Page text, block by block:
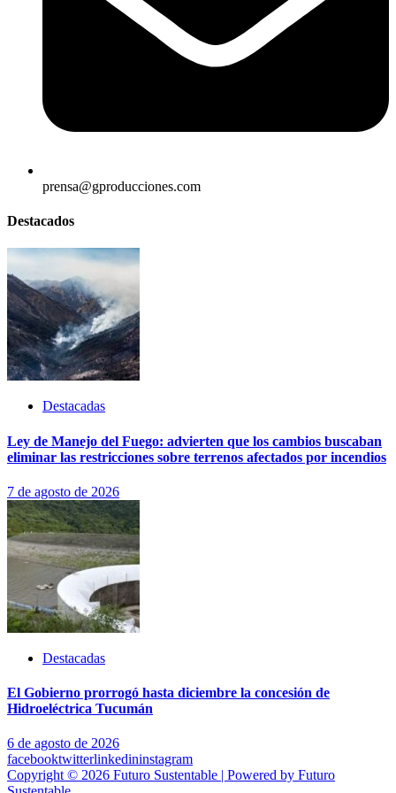
prensa@gproducciones.com
Destacados
Destacadas
Ley de Manejo del Fuego: advierten que los cambios buscaban
eliminar las restricciones sobre terrenos afectados por incendios
7 de agosto de 2026
Destacadas
El Gobierno prorrogó hasta diciembre la concesión de
Hidroeléctrica Tucumán
6 de agosto de 2026
facebooktwitterlinkedininstagram
Copyright © 2026 Futuro Sustentable | Powered by Futuro